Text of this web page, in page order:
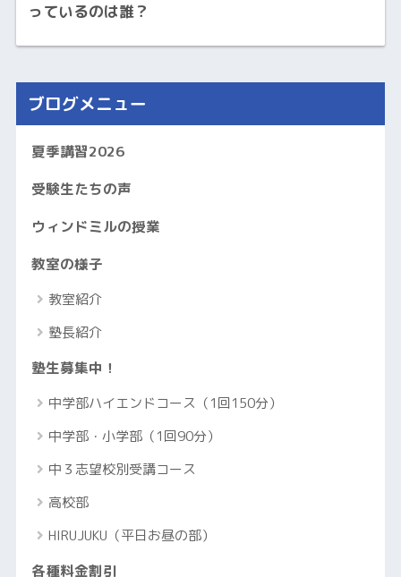
っているのは誰？
ブログメニュー
夏季講習2026
受験生たちの声
ウィンドミルの授業
教室の様子
教室紹介
塾長紹介
塾生募集中！
中学部ハイエンドコース（1回150分）
中学部・小学部（1回90分）
中３志望校別受講コース
高校部
HIRUJUKU（平日お昼の部）
各種料金割引